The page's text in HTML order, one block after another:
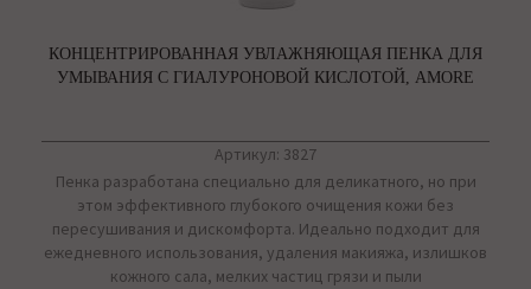
КОНЦЕНТРИРОВАННАЯ УВЛАЖНЯЮЩАЯ ПЕНКА ДЛЯ
УМЫВАНИЯ С ГИАЛУРОНОВОЙ КИСЛОТОЙ, AMORE
Артикул: 3827
Пенка разработана специально для деликатного, но при
этом эффективного глубокого очищения кожи без
пересушивания и дискомфорта. Идеально подходит для
ежедневного использования, удаления макияжа, излишков
кожного сала, мелких частиц грязи и пыли